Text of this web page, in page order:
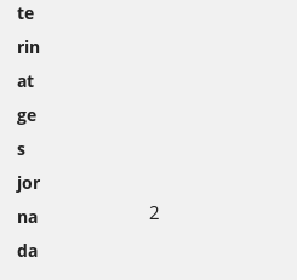
te
rin
at
ge
s
jor
na
da
2